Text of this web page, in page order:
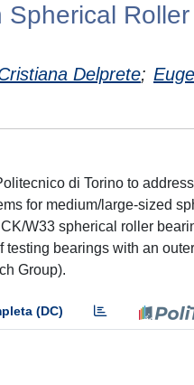
Delprete;
di Torino to
for medium/large-sized
W33 spherical roller
bearings with an
Group).
(DC)